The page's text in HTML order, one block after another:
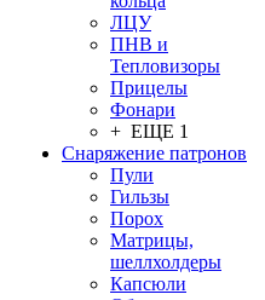
ЛЦУ
ПНВ и
Тепловизоры
Прицелы
Фонари
+ ЕЩЕ 1
Снаряжение патронов
Пули
Гильзы
Порох
Матрицы,
шеллхолдеры
Капсюли